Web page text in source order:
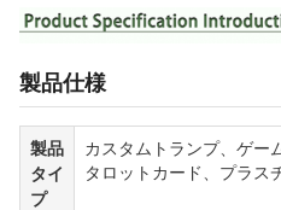
製品仕様
製品
タイ
プ
カスタムトランプ、ゲー
タロットカード、プラス